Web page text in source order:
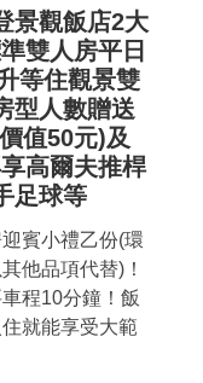
景觀飯店2大
雙人房平日
等住觀景雙
型人數贈送
值50元)及
高爾夫推桿
足球等
賓小禮乙份(環
他品項代替)！
程10分鐘！飯
就能享受大範